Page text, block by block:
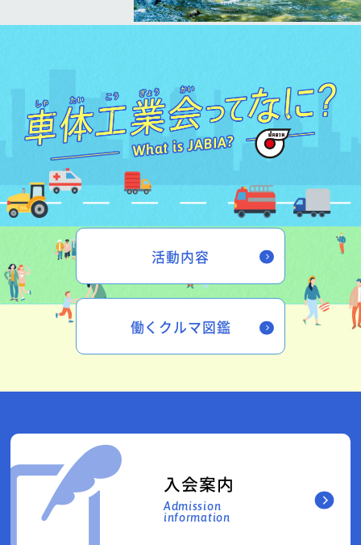
活動内容
働くクルマ図鑑
入会案内
Admission
information